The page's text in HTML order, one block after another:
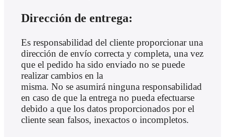
Dirección de entrega:
Es responsabilidad del cliente proporcionar una
dirección de envío correcta y completa, una vez
que el pedido ha sido enviado no se puede
realizar cambios en la
misma. No se asumirá ninguna responsabilidad
en caso de que la entrega no pueda efectuarse
debido a que los datos proporcionados por el
cliente sean falsos, inexactos o incompletos.